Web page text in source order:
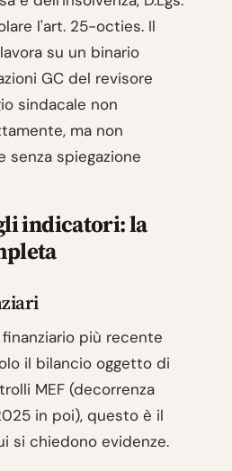
l'art. 25-octies. Il
su un binario
GC del revisore
sindacale non
ma non
senza spiegazione
indicatori: la
più recente
il bilancio oggetto di
MEF (decorrenza
in poi), questo è il
si chiedono evidenze.